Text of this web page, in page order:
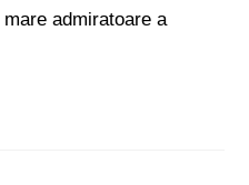
admiratoare a